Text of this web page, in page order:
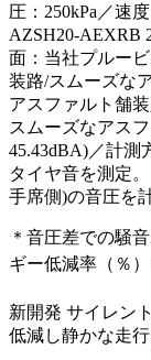
圧：250kPa／速
AZSH20-AEXRB
面：当社プルー
装路/スムーズな
アスファルト舗
スムーズなアス
45.43dBA)／計測
タイヤ音を測定
手席側)の音圧を
＊音圧差での騒
ギー低減率（％
新開発 サイレン
低減し静かな⾛⾏